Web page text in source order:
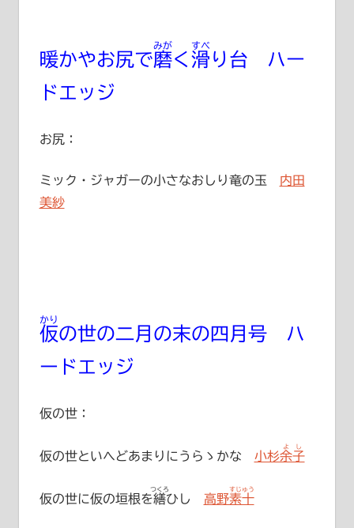
暖かやお尻で磨
みが
く 滑
すべ
り台 ハー
ドエッジ
お尻：
ミック・ジャガーの小さなおしり竜の玉 内田
美紗
仮
かり
の世の二月の末の四月号 ハ
ードエッジ
仮の世：
仮の世といへどあまりにうらゝかな 小杉余子
よし
仮の世に仮の垣根を繕
つくろ
ひし 高野素十
すじゅう